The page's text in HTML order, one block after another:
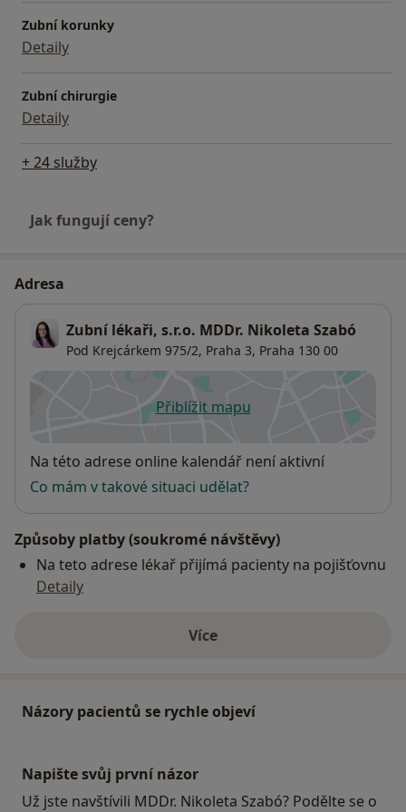
Zubní korunky
Detaily
Zubní chirurgie
Detaily
+ 24 služby
Jak fungují ceny?
Adresa
Zubní lékaři, s.r.o. MDDr. Nikoleta Szabó
Pod Krejcárkem 975/2, Praha 3, Praha 130 00
Přiblížit mapuse otevře v nové záložce
Dostupnost
Na této adrese online kalendář není aktivní
Co mám v takové situaci udělat?
Způsoby platby (soukromé návštěvy)
Na teto adrese lékař přijímá pacienty na pojišťovnu
Detaily
Víceo adrese
Názory pacientů se rychle objeví
Napište svůj první názor
Už jste navštívili MDDr. Nikoleta Szabó? Podělte se o